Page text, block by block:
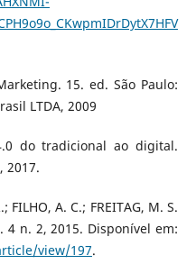
15. ed. São Paulo:
LTDA, 2009
do tradicional ao digital.
2017.
FILHO, A. C.; FREITAG, M. S.
4 n. 2, 2015. Disponível em:
view/197.